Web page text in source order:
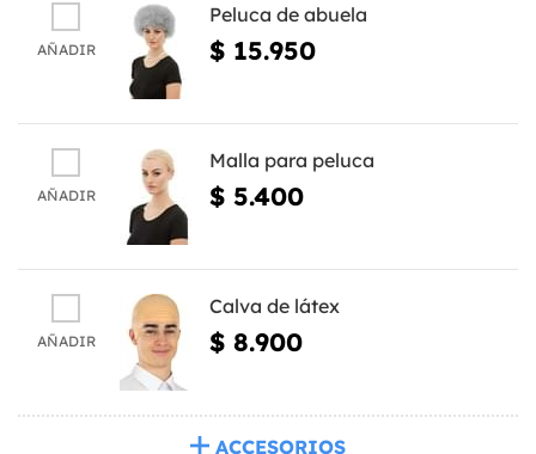
AÑADIR
Peluca de abuela
$ 15.950
AÑADIR
Malla para peluca
$ 5.400
AÑADIR
Calva de látex
$ 8.900
ACCESORIOS